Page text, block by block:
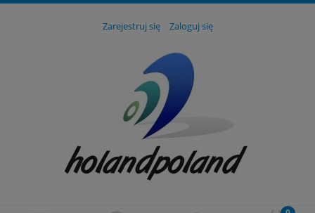
Zarejestruj się Zaloguj się